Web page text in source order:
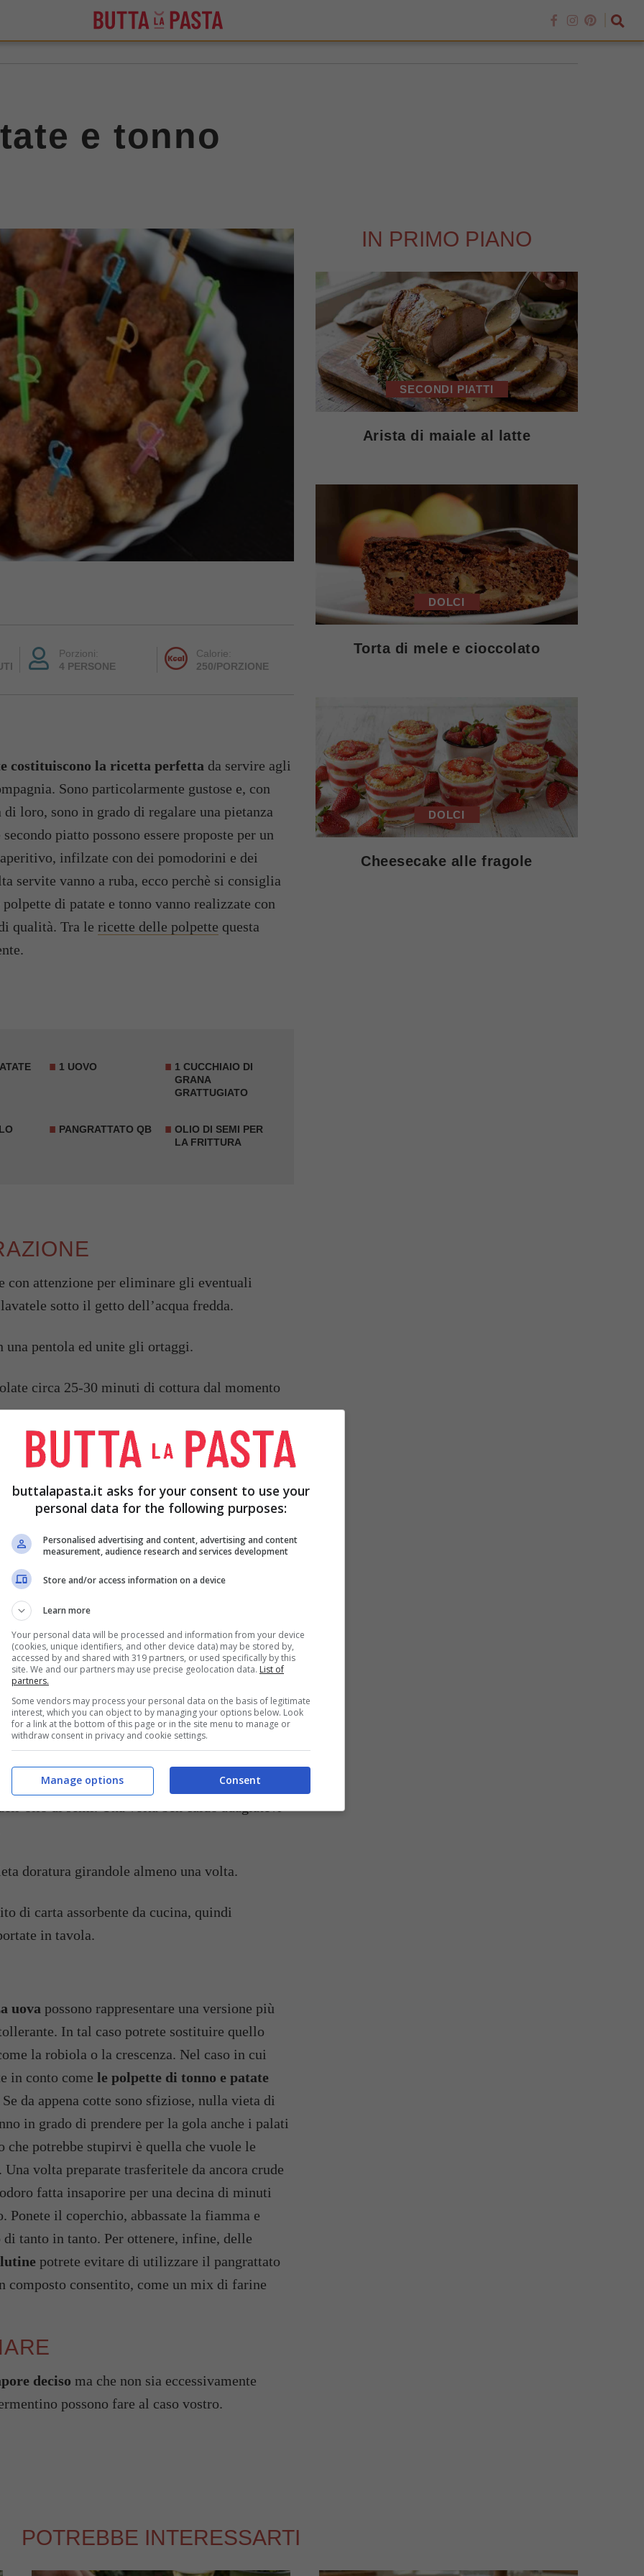
e tonno
Porzioni:
4 PERSONE
Calorie:
250/PORZIONE
costituiscono la ricetta perfetta da servire agli
Sono particolarmente gustose e, con
loro, sono in grado di regalare una pietanza
piatto possono essere proposte per un
infilzate con dei pomodorini e dei
servite vanno a ruba, ecco perchè si consiglia
di patate e tonno vanno realizzate con
qualità. Tra le ricette delle polpette questa
1 UOVO
1 CUCCHIAIO DI
GRANA
GRATTUGIATO
PANGRATTATO QB
OLIO DI SEMI PER
LA FRITTURA
con attenzione per eliminare gli eventuali
sotto il getto dell’acqua fredda.
una pentola ed unite gli ortaggi.
circa 25-30 minuti di cottura dal momento
pelatele con cura.
per ottenere un composto liscio e
sott’olio e fate colare quello in eccesso.
dopo averlo posto su un tagliere.
ed aggiungete l’uovo, il grana, le erbe
il pepe.
frigo per 30 minuti.
della grandezza di una noce e passatele nel
di semi. Una volta ben caldo adagiatevi
doratura girandole almeno una volta.
di carta assorbente da cucina, quindi
in tavola.
uova possono rappresentare una versione più
In tal caso potrete sostituire quello
la robiola o la crescenza. Nel caso in cui
in conto come le polpette di tonno e patate
da appena cotte sono sfiziose, nulla vieta di
in grado di prendere per la gola anche i palati
potrebbe stupirvi è quella che vuole le
. Una volta preparate trasferitele da ancora crude
fatta insaporire per una decina di minuti
il coperchio, abbassate la fiamma e
tanto in tanto. Per ottenere, infine, delle
potrete evitare di utilizzare il pangrattato
composto consentito, come un mix di farine
deciso ma che non sia eccessivamente
possono fare al caso vostro.
IN PRIMO PIANO
SECONDI PIATTI
Arista di maiale al latte
DOLCI
Torta di mele e cioccolato
DOLCI
Cheesecake alle fragole
POTREBBE INTERESSARTI
buttalapasta.it asks for your consent to use your
personal data for the following purposes:
Personalised advertising and content, advertising and content
measurement, audience research and services development
Store and/or access information on a device
Learn more
Your personal data will be processed and information from your device
(cookies, unique identifiers, and other device data) may be stored by,
accessed by and shared with 319 partners, or used specifically by this
site. We and our partners may use precise geolocation data. List of
partners.
Some vendors may process your personal data on the basis of legitimate
interest, which you can object to by managing your options below. Look
for a link at the bottom of this page or in the site menu to manage or
withdraw consent in privacy and cookie settings.
Consent
Manage options